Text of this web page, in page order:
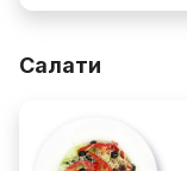
Салати